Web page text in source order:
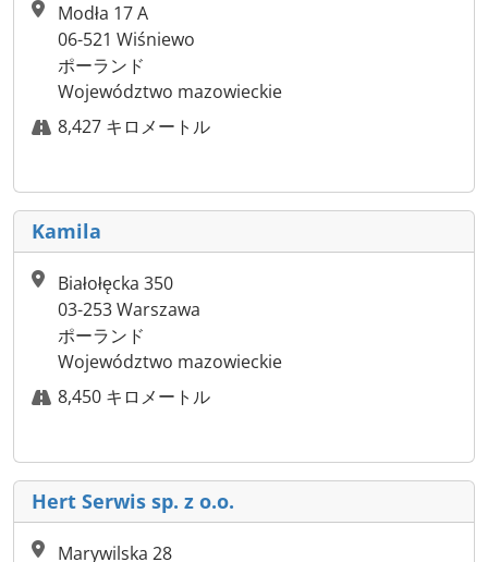
Modła 17 A
06-521 Wiśniewo
ポーランド
Województwo mazowieckie
8,427 キロメートル
Kamila
Białołęcka 350
03-253 Warszawa
ポーランド
Województwo mazowieckie
8,450 キロメートル
Hert Serwis sp. z o.o.
Marywilska 28